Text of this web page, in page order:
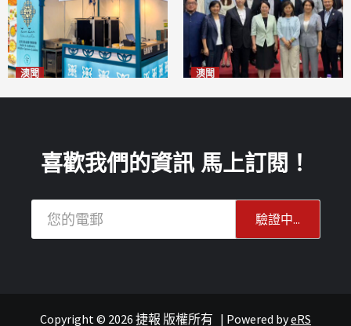
澳聞 澳聞
喜歡我們的資訊 馬上訂閱！
Copyright © 2026 捷報 版權所有 | Powered byeRS